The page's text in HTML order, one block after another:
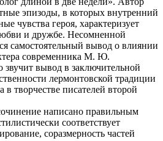
эпизоды, в которых внутренний
чувства героя, характеризует
и дружбе. Несомненной
самостоятельный вывод о влиянии
современника М. Ю.
вывод в заключительной
лермонтовской традиции
в творчестве писателей второй
написано правильным
соответствует
соразмерность частей